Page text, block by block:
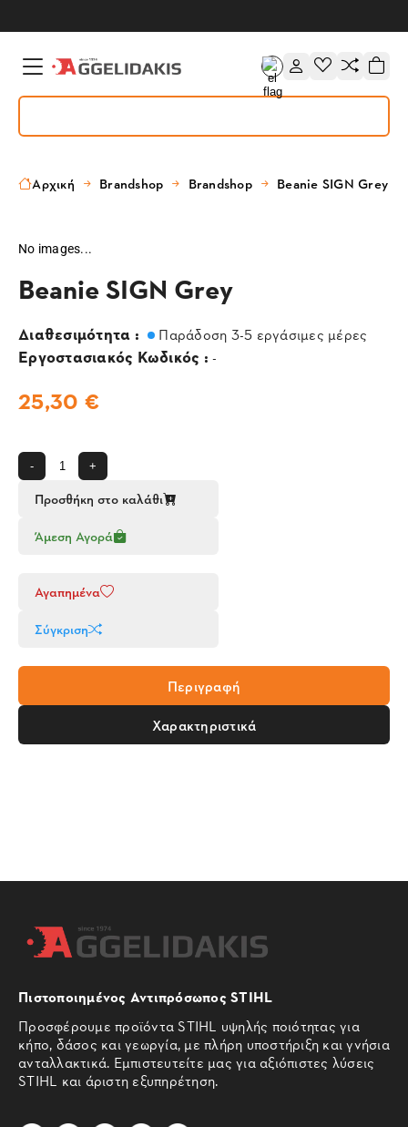
Αρχική Brandshop Brandshop Beanie SIGN Grey
No images...
Beanie SIGN Grey
Διαθεσιμότητα : Παράδοση 3-5 εργάσιμες μέρες
Εργοστασιακός Κωδικός : -
25,30 €
- +
Προσθήκη στο καλάθι
Άμεση Αγορά
Αγαπημένα
Σύγκριση
Περιγραφή
Χαρακτηριστικά
Πιστοποιημένος Αντιπρόσωπος STIHL
Προσφέρουμε προϊόντα STIHL υψηλής ποιότητας για
κήπο, δάσος και γεωργία, με πλήρη υποστήριξη και γνήσια
ανταλλακτικά. Εμπιστευτείτε μας για αξιόπιστες λύσεις
STIHL και άριστη εξυπηρέτηση.